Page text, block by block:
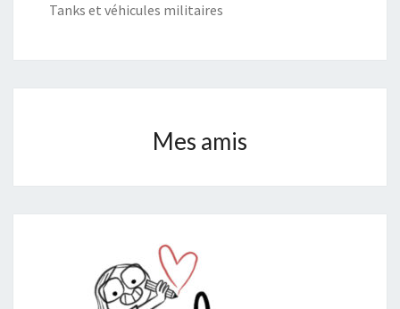
Tanks et véhicules militaires
Mes amis